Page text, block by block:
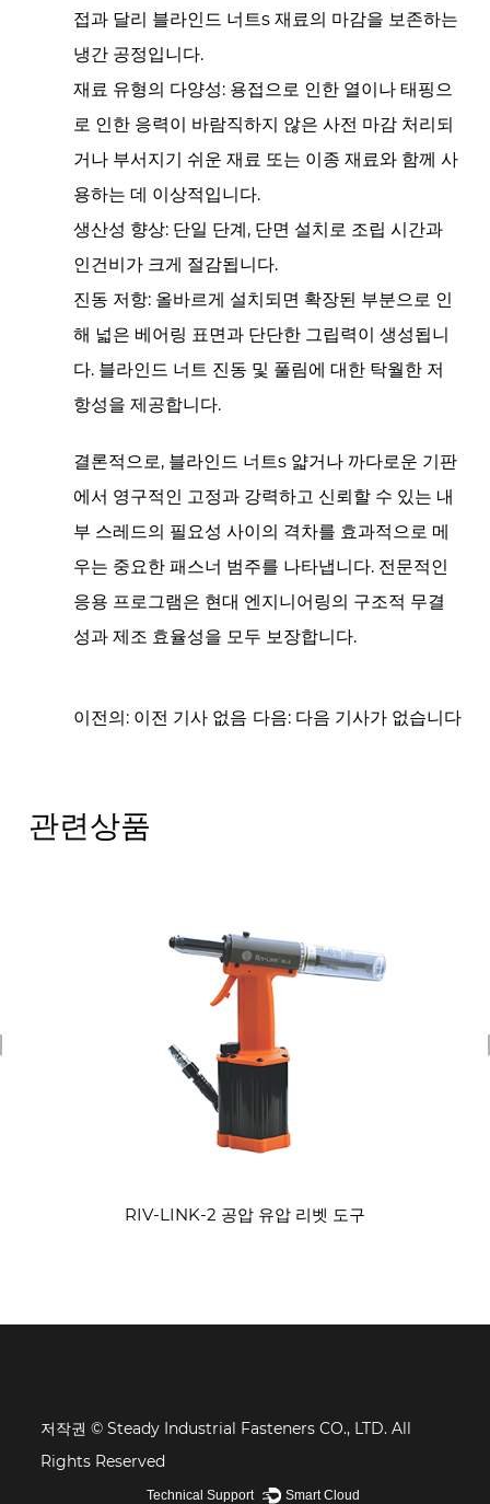
접과 달리 블라인드 너트s재료의 마감을 보존하는
냉간 공정입니다.
재료 유형의 다양성: 용접으로 인한 열이나 태핑으
로 인한 응력이 바람직하지 않은 사전 마감 처리되
거나 부서지기 쉬운 재료 또는 이종 재료와 함께 사
용하는 데 이상적입니다.
생산성 향상: 단일 단계, 단면 설치로 조립 시간과
인건비가 크게 절감됩니다.
진동 저항: 올바르게 설치되면 확장된 부분으로 인
해 넓은 베어링 표면과 단단한 그립력이 생성됩니
다. 블라인드 너트 진동 및 풀림에 대한 탁월한 저
항성을 제공합니다.
결론적으로, 블라인드 너트s 얇거나 까다로운 기판
에서 영구적인 고정과 강력하고 신뢰할 수 있는 내
부 스레드의 필요성 사이의 격차를 효과적으로 메
우는 중요한 패스너 범주를 나타냅니다. 전문적인
응용 프로그램은 현대 엔지니어링의 구조적 무결
성과 제조 효율성을 모두 보장합니다.
이전의: 이전 기사 없음 다음: 다음 기사가 없습니다
관련상품
RIV-LINK-2 공압 유압 리벳 도구
저작권 © Steady Industrial Fasteners CO., LTD. All
Rights Reserved
Technical Support ： Smart Cloud